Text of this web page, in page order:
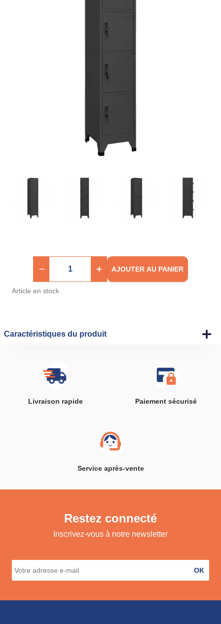
AJOUTER AU PANIER
Article en stock
Caractéristiques du produit
Livraison rapide Paiement sécurisé
Service après-vente
Restez connecté
Inscrivez-vous à notre newsletter
OK